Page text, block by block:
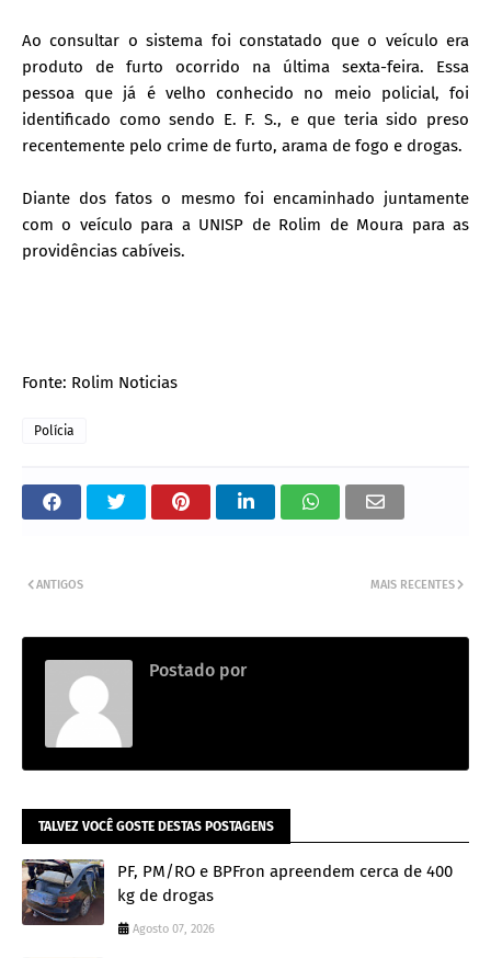
Ao consultar o sistema foi constatado que o veículo era
produto de furto ocorrido na última sexta-feira. Essa
pessoa que já é velho conhecido no meio policial, foi
identificado como sendo E. F. S., e que teria sido preso
recentemente pelo crime de furto, arama de fogo e drogas.
Diante dos fatos o mesmo foi encaminhado juntamente
com o veículo para a UNISP de Rolim de Moura para as
providências cabíveis.
Fonte: Rolim Noticias
Polícia
MAIS RECENTES
ANTIGOS
Postado por
TALVEZ VOCÊ GOSTE DESTAS POSTAGENS
PF, PM/RO e BPFron apreendem cerca de 400
kg de drogas
Agosto 07, 2026